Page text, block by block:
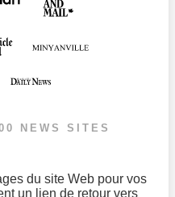
NEWS SITES
du site Web pour vos
un lien de retour vers